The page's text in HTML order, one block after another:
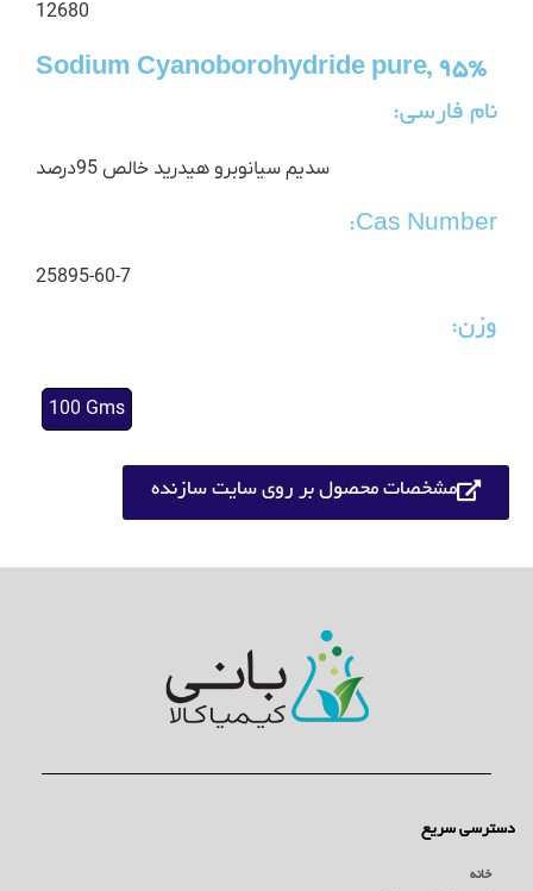
12680
Sodium Cyanoborohydride pure, 95%
نام فارسی:
سدیم سیانوبرو هیدرید خالص 95درصد
Cas Number:
25895-60-7
وزن:
100 Gms
مشخصات محصول بر روی سایت سازنده
دسترسی سریع
خانه